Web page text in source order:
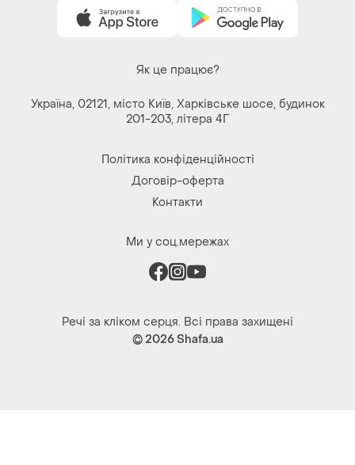
Україна, 02121, місто Київ, Харківське шосе, будинок
201-203, літера 4Г
Політика конфіденційності
Контакти
© 2026Shafa.ua